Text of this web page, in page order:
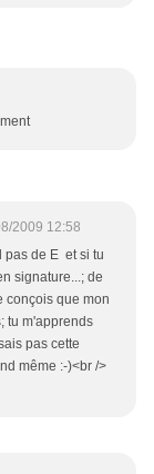
2009 12:58
pas de E et si tu
signature...; de
conçois que mon
tu m'apprends
pas cette
même :-)<br />